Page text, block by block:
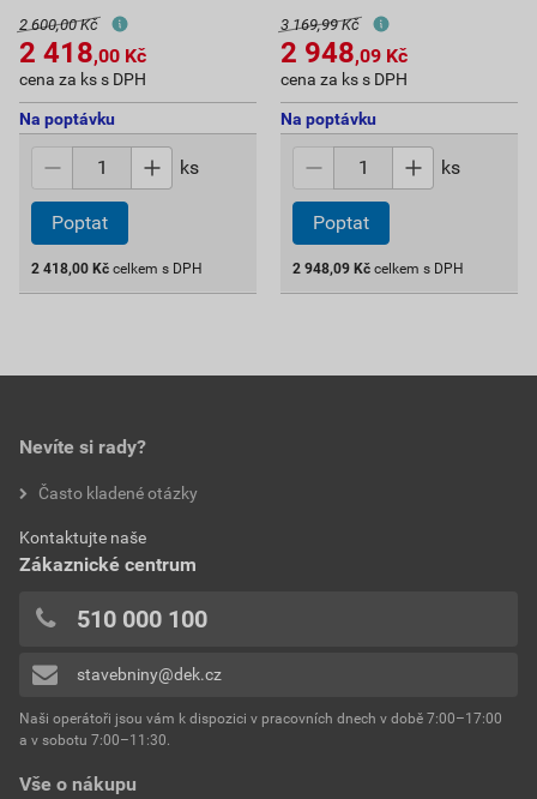
2 600,00 Kč
2 418,00 Kč
cena za ks s DPH
Na poptávku
ks
Poptat
2 418,00 Kč celkem s DPH
3 169,99 Kč
2 948,09 Kč
cena za ks s DPH
Na poptávku
ks
Poptat
2 948,09 Kč celkem s DPH
Vše o nákupu
Nevíte si rady?
Často kladené otázky
Kontaktujte naše
Zákaznické centrum
510 000 100
stavebniny@dek.cz
Naši operátoři jsou vám k dispozici v pracovních dnech v době 7:00–17:00
a v sobotu 7:00–11:30.